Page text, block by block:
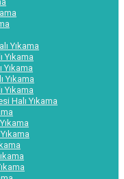
Yıkama
Yıkama
Yıkama
Yıkama
Yıkama
Halı Yıkama